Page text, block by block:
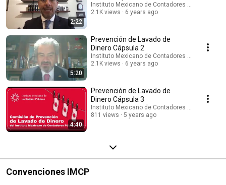
2:22
Instituto Mexicano de Contadores Públicos
2.1K views
6 years ago
5:20
Prevención de Lavado de
Dinero Cápsula 2
Instituto Mexicano de Contadores Públicos
2.1K views
6 years ago
4:40
Prevención de Lavado de
Dinero Cápsula 3
Instituto Mexicano de Contadores Públicos
811 views
5 years ago
Convenciones IMCP